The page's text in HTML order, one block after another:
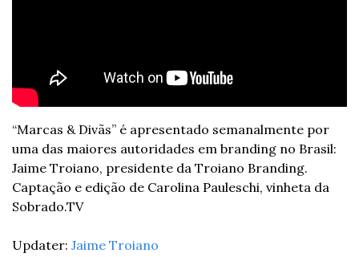
“Marcas & Divãs” é apresentado semanalmente por
uma das maiores autoridades em branding no Brasil:
Jaime Troiano, presidente da Troiano Branding.
Captação e edição de Carolina Pauleschi, vinheta da
Sobrado.TV
Updater: Jaime Troiano